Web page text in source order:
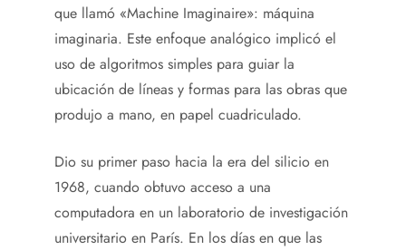
que llamó «Machine Imaginaire»: máquina
imaginaria. Este enfoque analógico implicó el
uso de algoritmos simples para guiar la
ubicación de líneas y formas para las obras que
produjo a mano, en papel cuadriculado.
Dio su primer paso hacia la era del silicio en
1968, cuando obtuvo acceso a una
computadora en un laboratorio de investigación
universitario en París. En los días en que las